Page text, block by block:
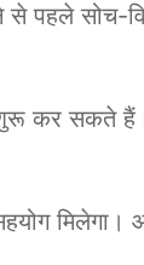
से पहले सोच-
कर सकते हैं।
मिलेगा।